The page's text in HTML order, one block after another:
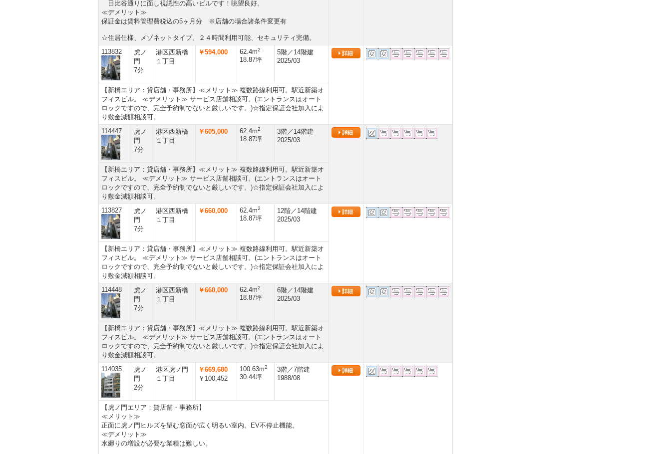
日比谷通りに面し視認性の高いビルです！眺望良好。
≪デメリット≫
保証金は賃料管理費税込の5ヶ月分 ※店舗の場合諸条件変更有
☆住居仕様、メゾネットタイプ。２４時間利用可能、セキュリティ完備。
113832
虎ノ
門
7分
港区西新橋
１丁目
￥594,000 62.4m2
18.87坪
5階／14階建
2025/03
【新橋エリア：貸店舗・事務所】≪メリット≫ 複数路線利用可。駅近新築オ
フィスビル。 ≪デメリット≫ サービス店舗相談可。(エントランスはオート
ロックですので、完全予約制でないと厳しいです。)☆指定保証会社加入によ
り敷金減額相談可。
114447
虎ノ
門
7分
港区西新橋
１丁目
￥605,000 62.4m2
18.87坪
3階／14階建
2025/03
【新橋エリア：貸店舗・事務所】≪メリット≫ 複数路線利用可。駅近新築オ
フィスビル。 ≪デメリット≫ サービス店舗相談可。(エントランスはオート
ロックですので、完全予約制でないと厳しいです。)☆指定保証会社加入によ
り敷金減額相談可。
113827
虎ノ
門
7分
港区西新橋
１丁目
￥660,000 62.4m2
18.87坪
12階／14階建
2025/03
【新橋エリア：貸店舗・事務所】≪メリット≫ 複数路線利用可。駅近新築オ
フィスビル。 ≪デメリット≫ サービス店舗相談可。(エントランスはオート
ロックですので、完全予約制でないと厳しいです。)☆指定保証会社加入によ
り敷金減額相談可。
114448
虎ノ
門
7分
港区西新橋
１丁目
￥660,000 62.4m2
18.87坪
6階／14階建
2025/03
【新橋エリア：貸店舗・事務所】≪メリット≫ 複数路線利用可。駅近新築オ
フィスビル。 ≪デメリット≫ サービス店舗相談可。(エントランスはオート
ロックですので、完全予約制でないと厳しいです。)☆指定保証会社加入によ
り敷金減額相談可。
114035
虎ノ
門
2分
港区虎ノ門
１丁目
￥669,680
￥100,452
100.63m2
30.44坪
3階／7階建
1988/08
【虎ノ門エリア：貸店舗・事務所】
≪メリット≫
正面に虎ノ門ヒルズを望む窓面が広く明るい室内。EV不停止機能。
≪デメリット≫
水廻りの増設が必要な業種は難しい。